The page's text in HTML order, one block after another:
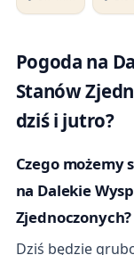
Pogoda na
Stanów
dziś i jutro?
Czego możemy
na Dalekie
Zjednoczonych?
Dziś będzie